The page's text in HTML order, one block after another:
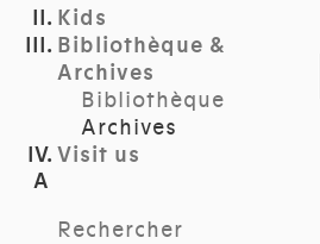
Kids
Bibliothèque &
Archives
Bibliothèque
Archives
Visit us
Rechercher